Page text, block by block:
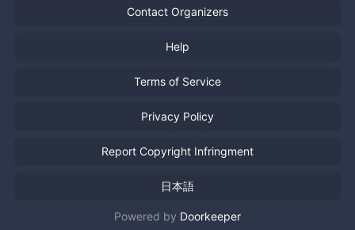
Contact Organizers
Help
Terms of Service
Privacy Policy
Report Copyright Infringment
日本語
Powered by Doorkeeper